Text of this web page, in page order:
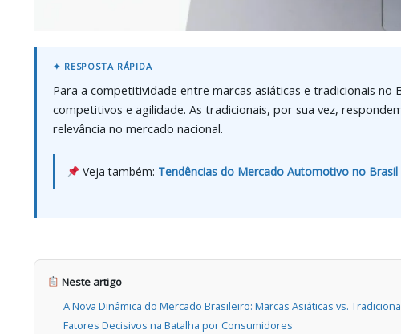
Para a competitividade entre marcas asiáticas e tradicionais no
competitivos e agilidade. As tradicionais, por sua vez,
relevância no mercado nacional.
Veja também: Tendências do Mercado Automotivo no
Neste artigo
A Nova Dinâmica do Mercado Brasileiro: Marcas Asiáticas vs.
Fatores Decisivos na Batalha por Consumidores